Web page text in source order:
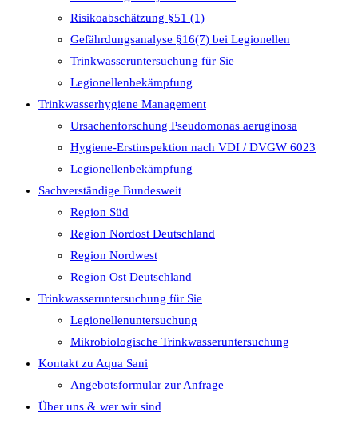
Risikoabschätzung §51 (1)
Gefährdungsanalyse §16(7) bei Legionellen
Trinkwasseruntersuchung für Sie
Legionellenbekämpfung
Trinkwasserhygiene Management
Ursachenforschung Pseudomonas aeruginosa
Hygiene-Erstinspektion nach VDI / DVGW 6023
Legionellenbekämpfung
Sachverständige Bundesweit
Region Süd
Region Nordost Deutschland
Region Nordwest
Region Ost Deutschland
Trinkwasseruntersuchung für Sie
Legionellenuntersuchung
Mikrobiologische Trinkwasseruntersuchung
Kontakt zu Aqua Sani
Angebotsformular zur Anfrage
Über uns & wer wir sind